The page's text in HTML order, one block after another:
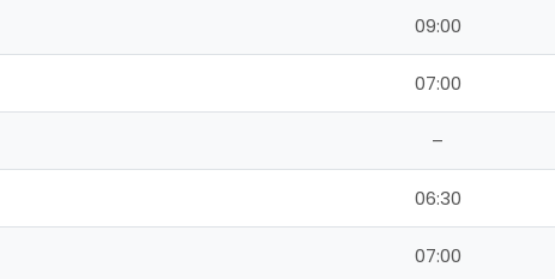
09:00
07:00
–
06:30
07:00